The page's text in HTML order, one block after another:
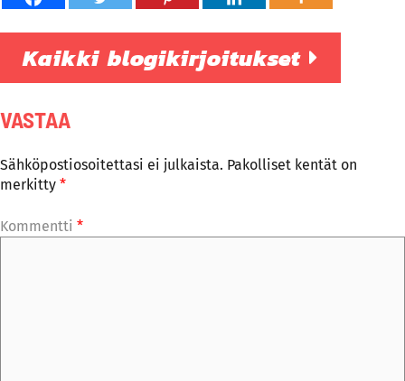
Kaikki blogikirjoitukset
VASTAA
Sähköpostiosoitettasi ei julkaista. Pakolliset kentät on
merkitty *
Kommentti *